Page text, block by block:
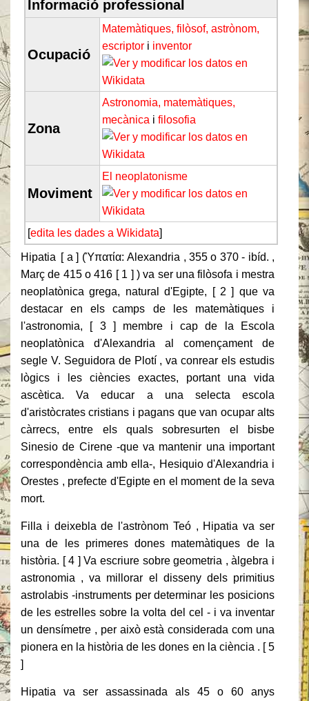
Informació professional
Ocupació
Matemàtiques, filòsof, astrònom,
escriptor i inventor
Zona
Astronomia, matemàtiques,
mecànica i filosofia
Moviment
El neoplatonisme
[edita les dades a Wikidata]
Hipatia [ a ] (Ὑπατία: Alexandria , 355 o 370 - ibíd. ,
Març de 415 o 416 [ 1 ] ) va ser una filòsofa i mestra
neoplatònica grega, natural d'Egipte, [ 2 ] que va
destacar en els camps de les matemàtiques i
l'astronomia, [ 3 ] membre i cap de la Escola
neoplatònica d'Alexandria al començament de
segle V. Seguidora de Plotí , va conrear els estudis
lògics i les ciències exactes, portant una vida
ascètica. Va educar a una selecta escola
d'aristòcrates cristians i pagans que van ocupar alts
càrrecs, entre els quals sobresurten el bisbe
Sinesio de Cirene -que va mantenir una important
correspondència amb ella-, Hesiquio d'Alexandria i
Orestes , prefecte d'Egipte en el moment de la seva
mort.
Filla i deixebla de l'astrònom Teó , Hipatia va ser
una de les primeres dones matemàtiques de la
història. [ 4 ] Va escriure sobre geometria , àlgebra i
astronomia , va millorar el disseny dels primitius
astrolabis -instruments per determinar les posicions
de les estrelles sobre la volta del cel - i va inventar
un densímetre , per això està considerada com una
pionera en la història de les dones en la ciència . [ 5
]
Hipatia va ser assassinada als 45 o 60 anys